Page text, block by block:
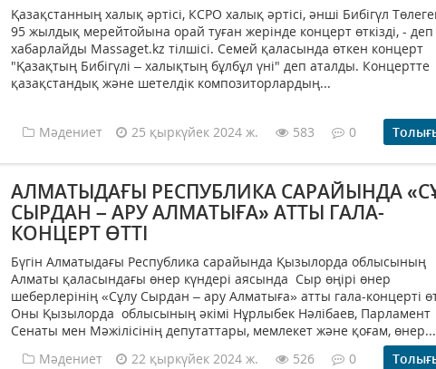
Қазақстанның халық әртісі, КСРО халық әртісі, әнші Бибігүл
95 жылдық мерейтойына орай туған жерінде концерт өткізді, - деп
хабарлайды Massaget.kz тілшісі. Семей қаласында өткен концерт
"Қазақтың Бибігүлі – халықтың бұлбұл үні" деп аталды. Концертте
қазақстандық және шетелдік композиторлардың...
Мәдениет 25 қыркүйек 2024 ж. 583 0
АЛМАТЫДАҒЫ РЕСПУБЛИКА САРАЙЫНДА
СЫРДАН – АРУ АЛМАТЫҒА» АТТЫ ГАЛА-
КОНЦЕРТ ӨТТІ
Бүгін Алматыдағы Республика сарайында Қызылорда облысының
Алматы қаласындағы өнер күндері аясында Сыр өңірі өнер
шеберлерінің «Сұлу Сырдан – ару Алматыға» атты гала-концерті
Оны Қызылорда облысының әкімі Нұрлыбек Нәлібаев, Парламент
Сенаты мен Мәжілісінің депутаттары, мемлекет және қоғам, өнер...
Мәдениет
22 қыркүйек 2024 ж. 526 0